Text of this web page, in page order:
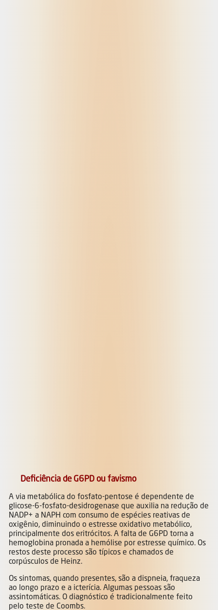
Deficiência de G6PD ou favismo
A via metabólica do fosfato-pentose é dependente de
glicose-6-fosfato-desidrogenase que auxilia na redução de
NADP+ a NAPH com consumo de espécies reativas de
oxigênio, diminuindo o estresse oxidativo metabólico,
principalmente dos eritrócitos. A falta de G6PD torna a
hemoglobina pronada a hemólise por estresse químico. Os
restos deste processo são típicos e chamados de
corpúsculos de Heinz.
Os sintomas, quando presentes, são a dispneia, fraqueza
ao longo prazo e a icterícia. Algumas pessoas são
assintomáticas. O diagnóstico é tradicionalmente feito
pelo teste de Coombs.